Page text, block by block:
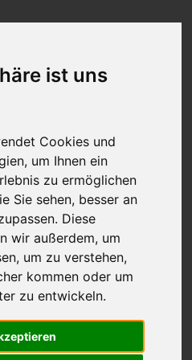
ist uns
Cookies und
um Ihnen ein
zu ermöglichen
Sie sehen, besser an
Diese
wir außerdem, um
um zu verstehen,
kommen oder um
zu entwickeln.
INFORMIERT
GmbH & Co. KG